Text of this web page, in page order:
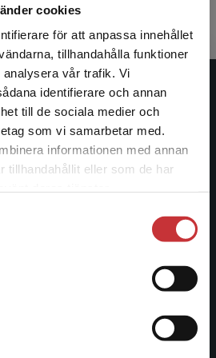
cookies
för att anpassa innehållet
tillhandahålla funktioner
vår trafik. Vi
identifierare och annan
till de sociala medier och
som vi samarbetar med.
informationen med annan
tillhandahållit eller som de har
fraktregion
du besöker
via en enhet utanför Sverige.
utanför Sverige. För
köp måste
i lærebøger,
i en norsk lærebog (2007)
1963 och är idag Sveriges
Med läromedel, kurslitteratur,
och digitala
finns Studentlitteratur med